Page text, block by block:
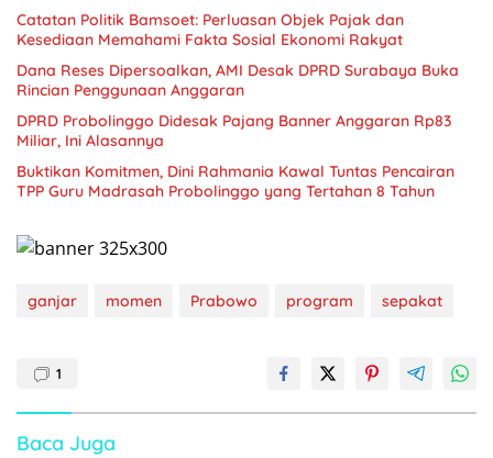
Catatan Politik Bamsoet: Perluasan Objek Pajak dan
Kesediaan Memahami Fakta Sosial Ekonomi Rakyat
Dana Reses Dipersoalkan, AMI Desak DPRD Surabaya Buka
Rincian Penggunaan Anggaran
DPRD Probolinggo Didesak Pajang Banner Anggaran Rp83
Miliar, Ini Alasannya
Buktikan Komitmen, Dini Rahmania Kawal Tuntas Pencairan
TPP Guru Madrasah Probolinggo yang Tertahan 8 Tahun
ganjar momen Prabowo program sepakat
1
Baca Juga